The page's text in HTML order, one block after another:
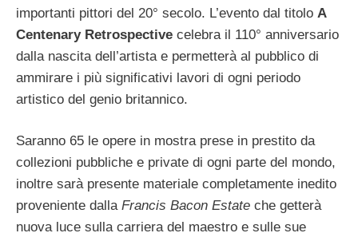
importanti pittori del 20° secolo. L’evento dal titolo A
Centenary Retrospective celebra il 110° anniversario
dalla nascita dell’artista e permetterà al pubblico di
ammirare i più significativi lavori di ogni periodo
artistico del genio britannico.
Saranno 65 le opere in mostra prese in prestito da
collezioni pubbliche e private di ogni parte del mondo,
inoltre sarà presente materiale completamente inedito
proveniente dalla Francis Bacon Estate che getterà
nuova luce sulla carriera del maestro e sulle sue